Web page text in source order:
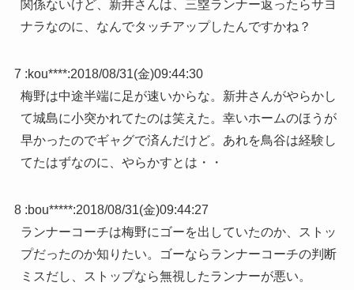
関係ないけど、新井さんは、三塁ランナー返ったらサヨ
ナラなのに、なんでタッチアップしたんですかね？
7 :kou****:2018/08/31(金)09:44:30
梅野は中途半端に足が速いからな。新井さんがやらかし
て城島に小突かれてたのは笑えた。幸いホームのほうが
早かったのでギャグで済んだけど。あれを鳥谷は経験し
てたはずなのに、やらかすとは・・
8 :bou*****:2018/08/31(金)09:44:27
ランナーコーチは梅野にゴーを出していたのか、ストッ
プだったのか知りたい。ゴーならランナーコーチの判断
ミスだし、ストップなら無視したランナーが悪い。